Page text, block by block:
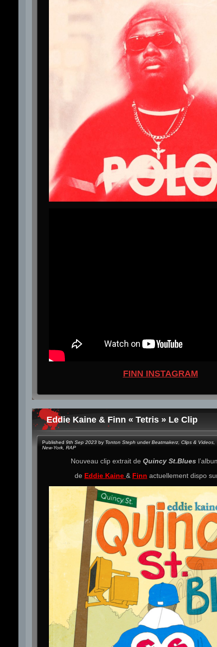
FINN INSTAGRAM
Eddie Kaine & Finn « Tetris » Le Clip
Published 9th Sep 2023 by Tonton Steph underBeatmakerz Clips & Videos
New-York RAP
Nouveau clip extrait de Quincy St.Blues
de Eddie Kaine & Finn actuellement dispo